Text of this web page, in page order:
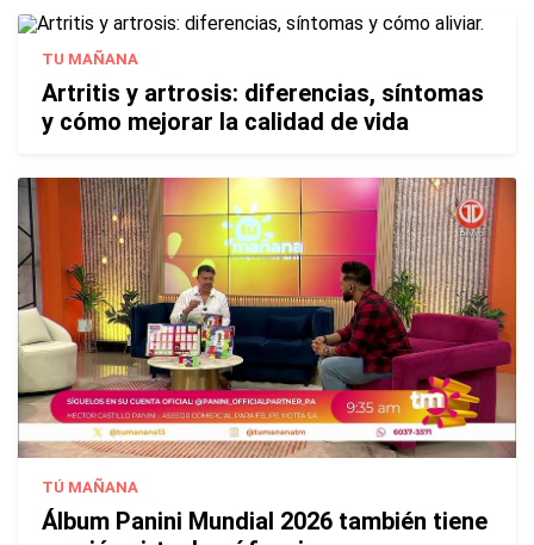
TU MAÑANA
Artritis y artrosis: diferencias, síntomas
y cómo mejorar la calidad de vida
TÚ MAÑANA
Álbum Panini Mundial 2026 también tiene